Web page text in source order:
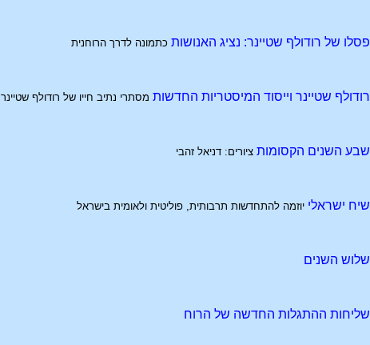
פסלו של רודולף שטיינר: נציג האנושות כתמונה לדרך הרוחנית
רודולף שטיינר וייסוד המיסטריות החדשות מסתרי נתיב חייו של רודולף שטיינר
שבע השנים הקסומות ציורים: דניאל זהבי
שיח ישראלי יוזמה להתחדשות תרבותית, פוליטית ולאומית בישראל
שלוש השנים
שליחות ההתגלות החדשה של הרוח